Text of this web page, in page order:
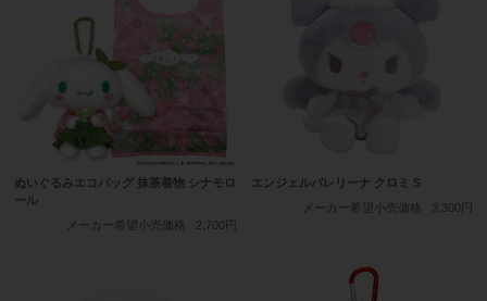
ぬいぐるみエコバッグ 抹茶着物 シナモロ
ール
メーカー希望小売価格
2,700円
エンジェルバレリーナ クロミ S
メーカー希望小売価格
3,300円